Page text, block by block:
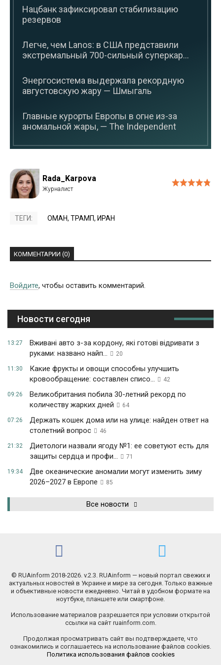
Нацбанк зафиксировал стабилизацию
резервов
Легче, чем Lanos: в США представили
экстремальный 700-сильный суперкар...
Энергосистема выдержала рекордную
августовскую жару — Шмыгаль
Главные курорты Европы в огне из-за
аномальной жары, — The Independent
Rada_Karpova
ТЕГИ: ОМАН, ТРАМП, ИРАН
КОММЕНТАРИИ (0)
Войдите, чтобы оставить комментарий.
Новости сегодня
13:27
Вживані авто з-за кордону, які готові відривати з
руками: названо найп...
20
11:30
Какие фрукты и овощи способны улучшить
кровообращение: составлен списо...
42
09:26
Великобритания побила 30-летний рекорд по
количеству жарких дней
64
07:26
Держать кошек дома или на улице: найден ответ на
столетний вопрос
46
21:32
Диетологи назвали ягоду №1: ее советуют есть для
защиты сердца и профи...
71
19:34
Две океанические аномалии могут изменить зиму
2026–2027 в Европе
85
Все новости
© RUAinform 2018-2026. v.2.3. RUAinform — новый портал свежих и
актуальных новостей в Украине и мире за сегодня. Только важные
и объективные новости ежедневно. Читай в удобном формате на
ноутбуке, планшете или смартфоне.
Использование материалов разрешается при условии открытой
ссылки на сайт ruainform.com.
Продолжая просматривать сайт вы подтверждаете, что
ознакомились и соглашаетесь на использование файлов cookies.
Политика использования файлов cookies